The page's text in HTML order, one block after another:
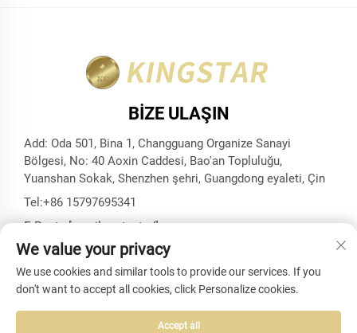
BIZE ULAŞIN
Add: Oda 501, Bina 1, Changguang Organize Sanayi
Bölgesi, No: 40 Aoxin Caddesi, Bao'an Topluluğu,
Yuanshan Sokak, Shenzhen şehri, Guangdong eyaleti, Çin
Tel:+86 15797695341
E-Posta:[email protected]
Telif Hakkı © Shenzhen Kingstar Bags And Cases Co., Ltd.
Tüm Hakları Saklıdır -Gizlilik Politikası-BLOG
We value your privacy
We use cookies and similar tools to provide our services. If you
don't want to accept all cookies, click Personalize cookies.
Accept all